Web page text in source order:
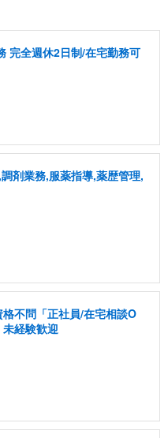
完全週休2日制/在宅勤務可
剤業務,服薬指導,薬歴管理,
不問「正社員/在宅相談O
経験歓迎